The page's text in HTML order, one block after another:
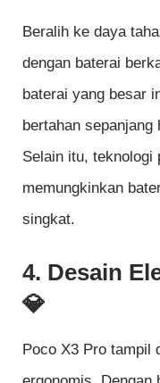
Beralih ke daya
dengan baterai
baterai yang besar
bertahan sepanjang
Selain itu, teknologi
memungkinkan
singkat.
4. Desain
💎
Poco X3 Pro tampil